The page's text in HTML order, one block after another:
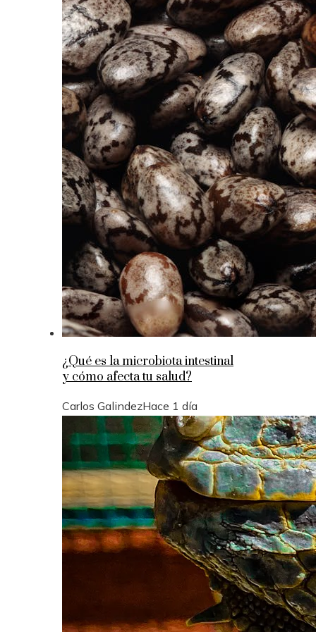
¿Qué es la microbiota intestinal
y cómo afecta tu salud?
Carlos GalindezHace 1 día